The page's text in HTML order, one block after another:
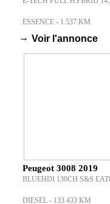
ESSENCE - 1 537 KM
→ Voir l'annonce
Peugeot 3008 2019
BLUEHDI 130CH S&S
DIESEL - 133 433 KM